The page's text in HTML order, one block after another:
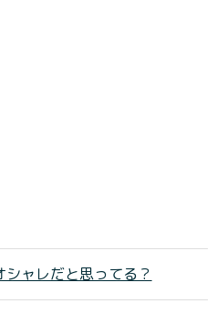
ャレだと思ってる？